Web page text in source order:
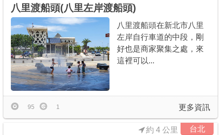
八里渡船頭(八里左岸渡船頭)
八里渡船頭在新北市八里
左岸自行車道的中段，剛
好也是商家聚集之處，來
這裡可以...
更多資訊
95 1
台北
約 4 公里